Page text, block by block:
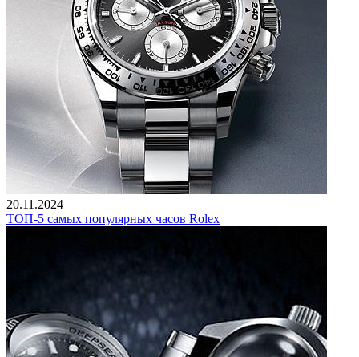
20.11.2024
ТОП-5 самых популярных часов Rolex